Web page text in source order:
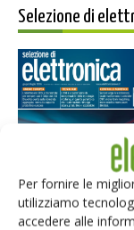
Per fornire le
utilizziamo
accedere alle
Selezione di
Edicola web